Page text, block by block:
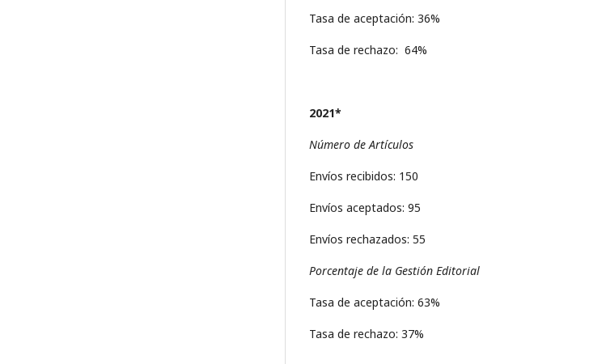
Tasa de aceptación: 36%
Tasa de rechazo: 64%
2021*
Número de Artículos
Envíos recibidos: 150
Envíos aceptados: 95
Envíos rechazados: 55
Porcentaje de la Gestión Editorial
Tasa de aceptación: 63%
Tasa de rechazo: 37%